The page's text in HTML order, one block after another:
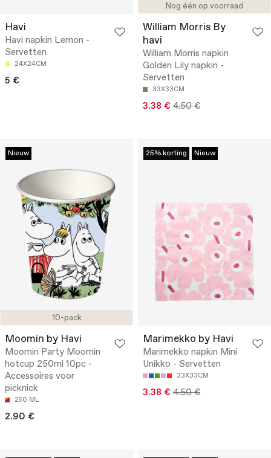
Havi
Havi napkin Lemon -
Servetten
24X24CM
5 €
Nog één op voorraad
William Morris By
havi
William Morris napkin
Golden Lily napkin -
Servetten
33X33CM
3.38 € 4.50 €
10-pack
Nieuw
Moomin by Havi
Moomin Party Moomin
hotcup 250ml 10pc -
Accessoires voor
picknick
250 ML
2.90 €
25% korting Nieuw
Marimekko by Havi
Marimekko napkin Mini
Unikko - Servetten
33X33CM
3.38 € 4.50 €